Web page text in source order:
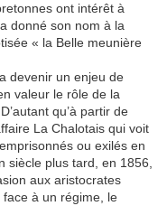
ont intérêt à
donné son nom à la
« la Belle meunière
devenir un enjeu de
valeur le rôle de la
qu’à partir de
La Chalotais qui voit
ou exilés en
siècle plus tard, en 1856,
aux aristocrates
à un régime, le